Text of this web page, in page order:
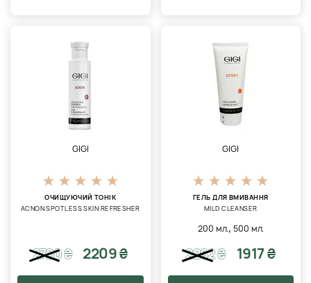
GIGI
ОЧИЩУЮЧИЙ ТОНІК
ACNON SPOTLESS SKIN REFRESHER
2720₴ 2209 ₴
GIGI
ГЕЛЬ ДЛЯ ВМИВАННЯ
MILD CLEANSER
200 мл., 500 мл.
2262₴ 1917 ₴